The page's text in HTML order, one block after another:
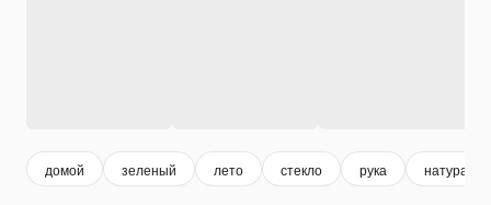
домой зеленый лето стекло рука